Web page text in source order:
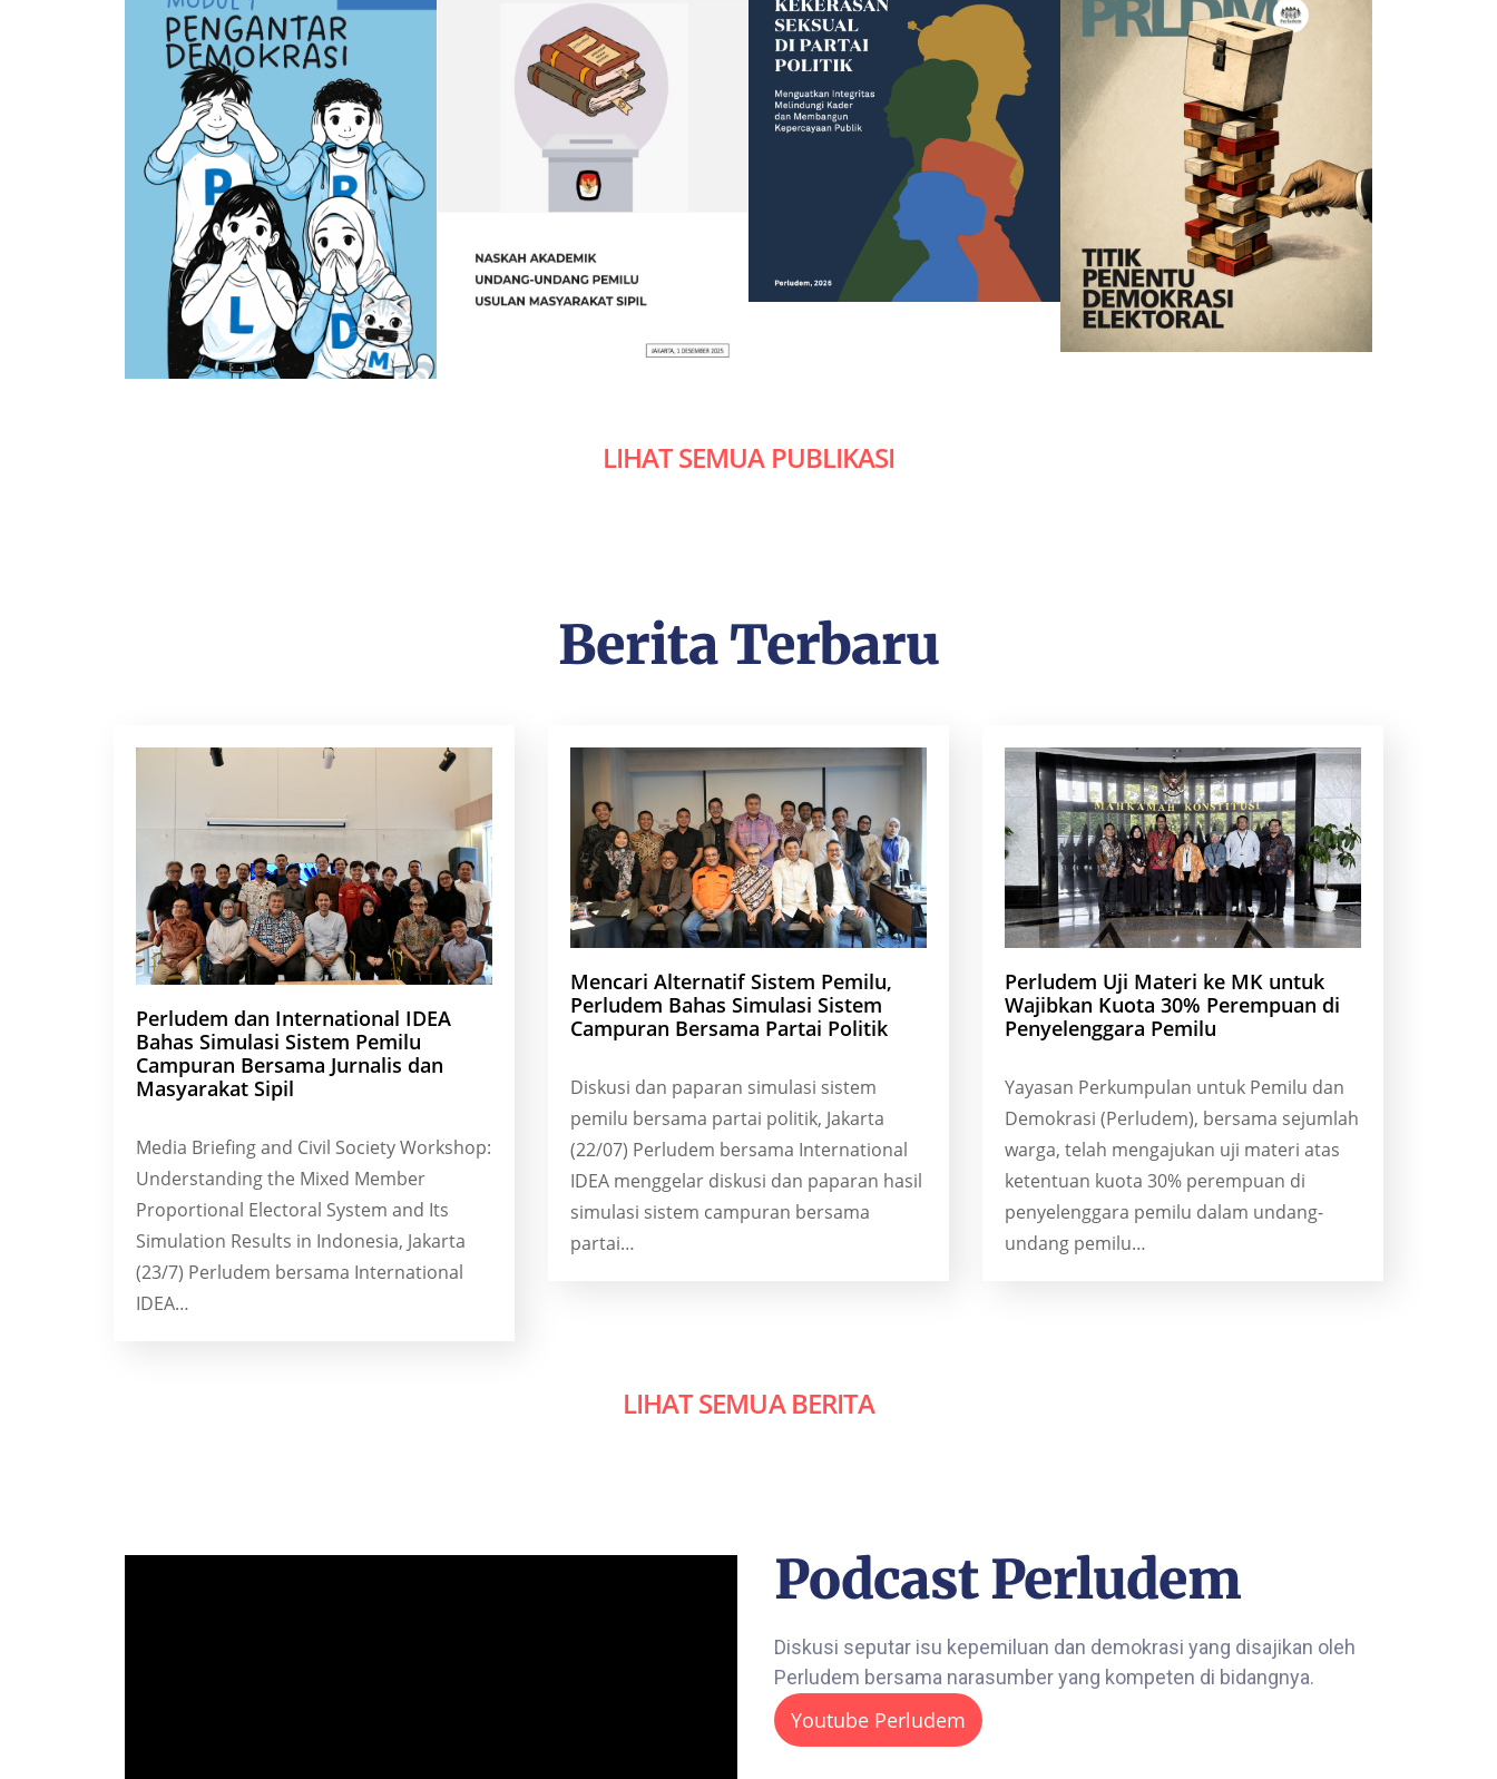
LIHAT SEMUA PUBLIKASI
Berita Terbaru
Perludem dan International IDEA
Bahas Simulasi Sistem Pemilu
Campuran Bersama Jurnalis dan
Masyarakat Sipil
Media Briefing and Civil Society Workshop:
Understanding the Mixed Member
Proportional Electoral System and Its
Simulation Results in Indonesia, Jakarta
(23/7) Perludem bersama International
IDEA…
Mencari Alternatif Sistem Pemilu,
Perludem Bahas Simulasi Sistem
Campuran Bersama Partai Politik
Diskusi dan paparan simulasi sistem
pemilu bersama partai politik, Jakarta
(22/07) Perludem bersama International
IDEA menggelar diskusi dan paparan hasil
simulasi sistem campuran bersama
partai…
Perludem Uji Materi ke MK untuk
Wajibkan Kuota 30% Perempuan di
Penyelenggara Pemilu
Yayasan Perkumpulan untuk Pemilu dan
Demokrasi (Perludem), bersama sejumlah
warga, telah mengajukan uji materi atas
ketentuan kuota 30% perempuan di
penyelenggara pemilu dalam undang-
undang pemilu…
LIHAT SEMUA BERITA
Podcast Perludem
Diskusi seputar isu kepemiluan dan demokrasi yang disajikan oleh
Perludem bersama narasumber yang kompeten di bidangnya.
Youtube Perludem